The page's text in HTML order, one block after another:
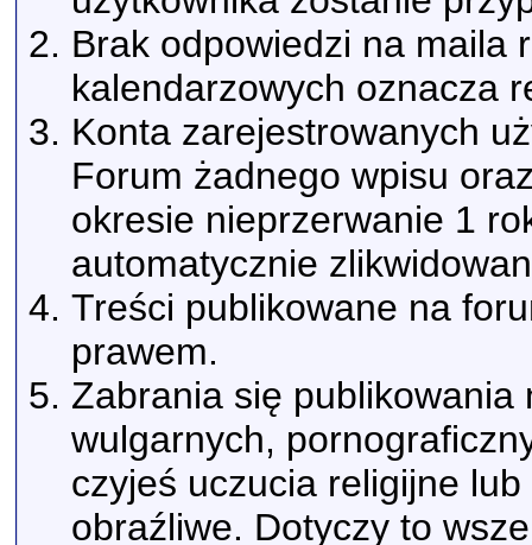
Brak odpowiedzi na maila
kalendarzowych oznacza
Konta zarejestrowanych
Forum żadnego wpisu
okresie nieprzerwanie 1
automatycznie
Treści publikowane na
prawem.
Zabrania się publikowania
wulgarnych,
czyjeś uczucia religijne
obraźliwe. Dotyczy to